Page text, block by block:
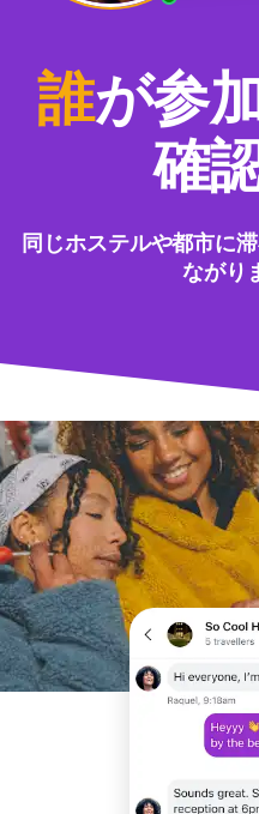
誰が参
確
同じホステルや都市に
ながり